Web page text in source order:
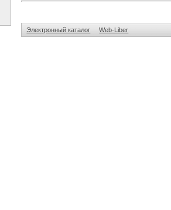
Электронный каталог Web-Liber